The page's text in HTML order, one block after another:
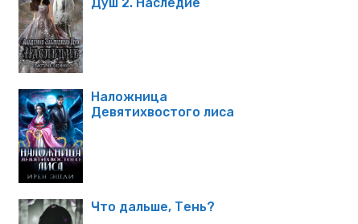
Наложница
Девятихвостого лиса
Что дальше, Тень?